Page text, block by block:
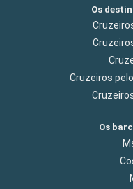
Os
Cruzeiros
Os